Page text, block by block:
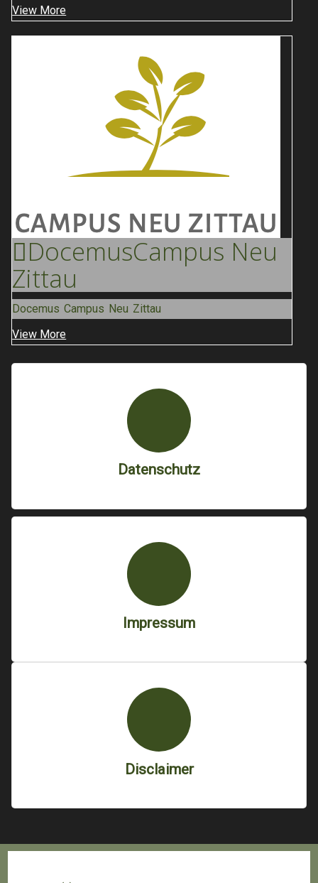
View More
DocemusCampus Neu
Zittau
Docemus Campus Neu Zittau
View More
Datenschutz
Impressum
Disclaimer